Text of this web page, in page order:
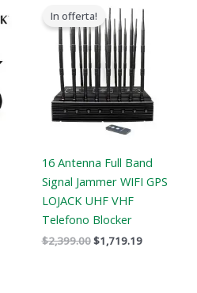
In offerta!
16 Antenna Full Band
Signal Jammer WIFI GPS
LOJACK UHF VHF
Telefono Blocker
$2,399.00
prezzo
originale
era:
$2,399.00.
$1,719.19
prezzo
attuale
è:
$1,719.19.